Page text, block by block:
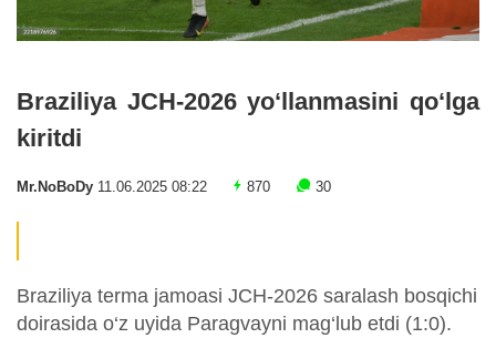
Braziliya JCH-2026 yo‘llanmasini qo‘lga
kiritdi
Mr.NoBoDy 11.06.2025 08:22 870 30
Braziliya terma jamoasi JCH-2026 saralash bosqichi
doirasida o‘z uyida Paragvayni mag‘lub etdi (1:0).